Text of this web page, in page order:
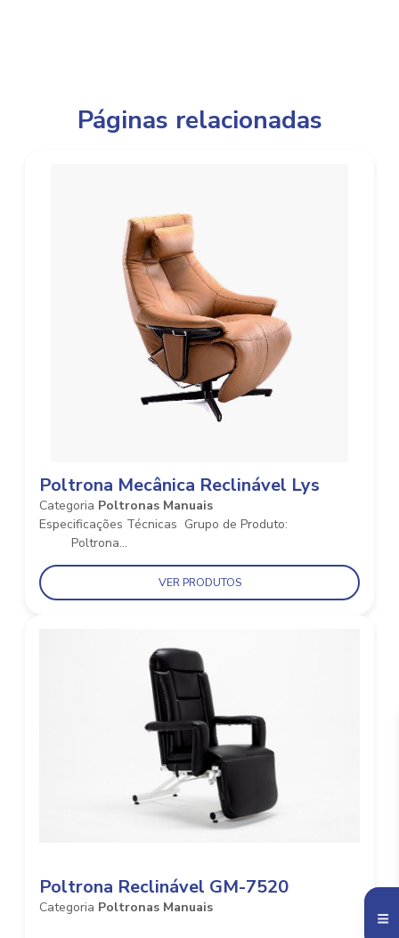
Páginas relacionadas
Poltrona Mecânica Reclinável Lys
Categoria Poltronas Manuais
Especificações Técnicas​​​​​​​ Grupo de Produto:
Poltrona...
VER PRODUTOS
Poltrona Reclinável GM-7520
Categoria Poltronas Manuais